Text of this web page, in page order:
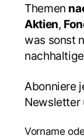
Themen
Aktien,
was sonst
Abonniere
Newsletter
Vorname